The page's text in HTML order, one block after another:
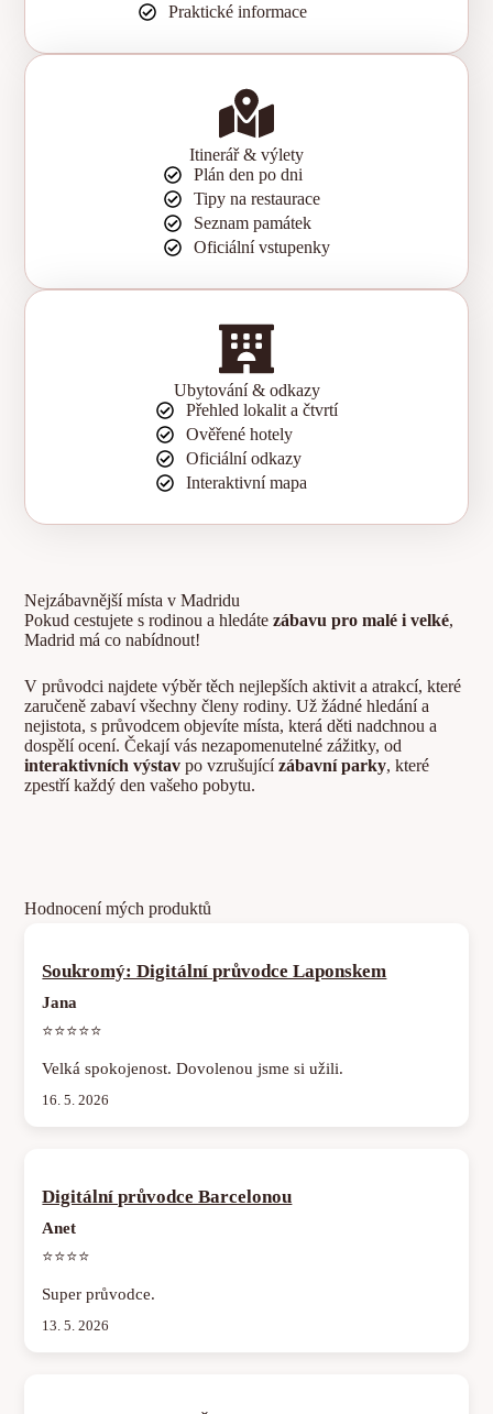
Praktické informace
Itinerář & výlety
Plán den po dni
Tipy na restaurace
Seznam památek
Oficiální vstupenky
Ubytování & odkazy
Přehled lokalit a čtvrtí
Ověřené hotely
Oficiální odkazy
Interaktivní mapa
Nejzábavnější místa v Madridu
Pokud cestujete s rodinou a hledátezábavu pro malé i velké,
Madrid má co nabídnout!
V průvodci najdete výběr těch nejlepších aktivit a atrakcí, které
zaručeně zabaví všechny členy rodiny. Už žádné hledání a
nejistota, s průvodcem objevíte místa, která děti nadchnou a
dospělí ocení. Čekají vás nezapomenutelné zážitky, od
interaktivních výstav po vzrušujícízábavní parky, které
zpestří každý den vašeho pobytu.
Hodnocení mých produktů
Soukromý: Digitální průvodce Laponskem
Jana
⭐⭐⭐⭐⭐
Velká spokojenost. Dovolenou jsme si užili.
16. 5. 2026
Digitální průvodce Barcelonou
Anet
⭐⭐⭐⭐
Super průvodce.
13. 5. 2026